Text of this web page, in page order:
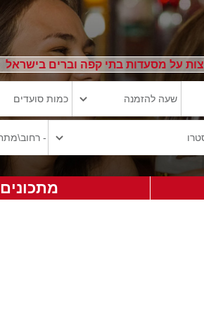
על מסעדות בתי קפה וברים בישראל
מתכונים